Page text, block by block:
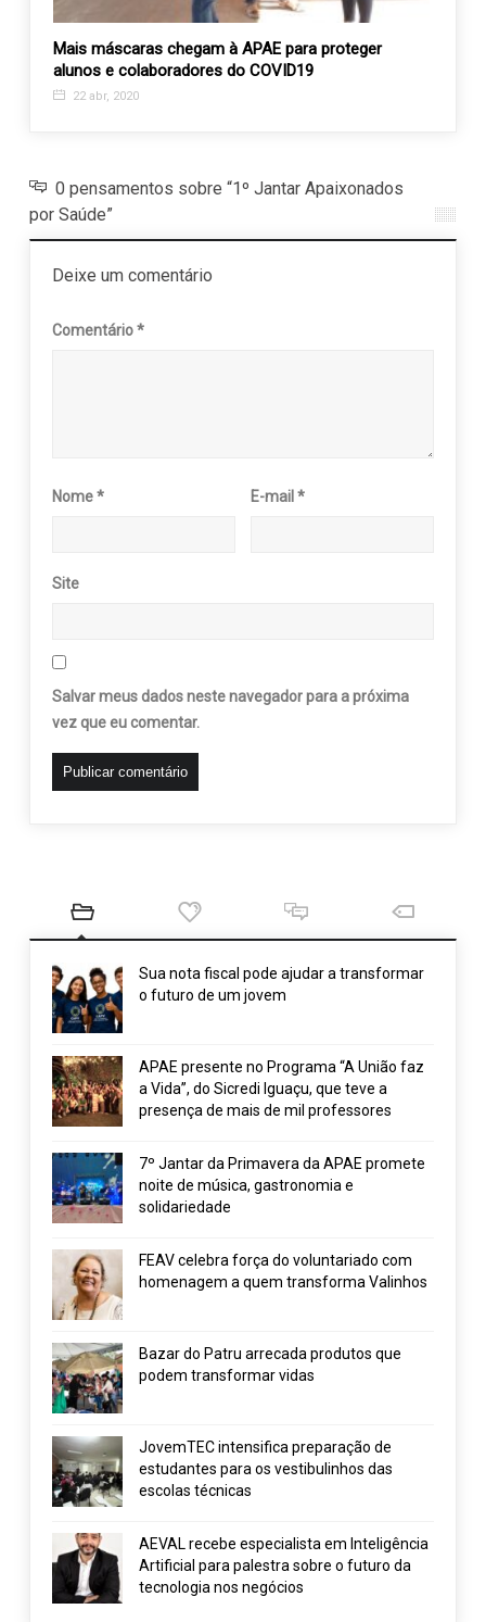
Mais máscaras chegam à APAE para proteger
alunos e colaboradores do COVID19
22 abr, 2020
0 pensamentos sobre “1º Jantar Apaixonados
por Saúde”
Deixe um comentário
Comentário*
Nome* E-mail*
Site
Salvar meus dados neste navegador para a próxima
vez que eu comentar.
Sua nota fiscal pode ajudar a transformar
o futuro de um jovem
APAE presente no Programa “A União faz
a Vida”, do Sicredi Iguaçu, que teve a
presença de mais de mil professores
7º Jantar da Primavera da APAE promete
noite de música, gastronomia e
solidariedade
FEAV celebra força do voluntariado com
homenagem a quem transforma Valinhos
Bazar do Patru arrecada produtos que
podem transformar vidas
JovemTEC intensifica preparação de
estudantes para os vestibulinhos das
escolas técnicas
AEVAL recebe especialista em Inteligência
Artificial para palestra sobre o futuro da
tecnologia nos negócios